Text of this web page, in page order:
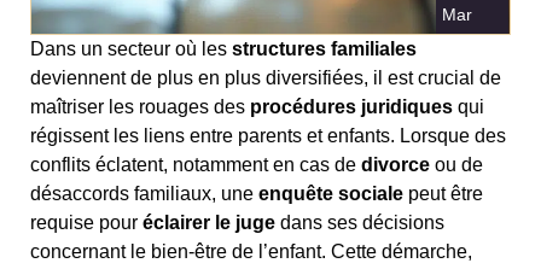
Mar
Dans un secteur où les structures familiales
deviennent de plus en plus diversifiées, il est crucial de
maîtriser les rouages des procédures juridiques qui
régissent les liens entre parents et enfants. Lorsque des
conflits éclatent, notamment en cas de divorce ou de
désaccords familiaux, une enquête sociale peut être
requise pour éclairer le juge dans ses décisions
concernant le bien-être de l’enfant. Cette démarche,